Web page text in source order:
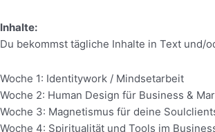
Inhalte:
Du bekommst tägliche Inhalte in Text
Woche 1: Identitywork / Mindsetarbeit
Woche 2: Human Design für Business &
Woche 3: Magnetismus für deine
Woche 4: Spiritualität und Tools im